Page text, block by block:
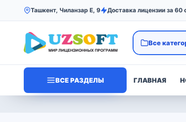
Ташкент, Чиланзар Е, 9 Доставка лицензии за 60
ВСЕ РАЗДЕЛЫ ГЛАВНАЯ